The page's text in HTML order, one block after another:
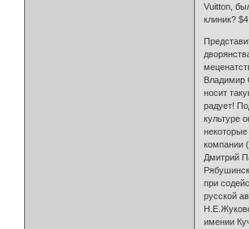
Vuitton,
клиник?
Владимир
носит
радует!
культуре
компании
Дмитрий
при
русской
имении